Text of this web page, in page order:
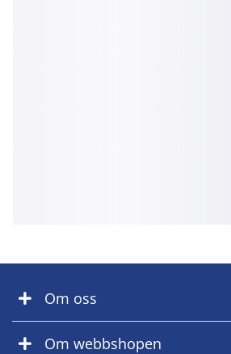
Om oss
Om webbshopen